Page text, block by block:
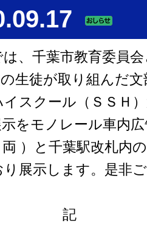
、千葉市教育委員
生徒が取り組んだ
スクール（ＳＳＨ
をモノレール車内
）と千葉駅改札内
展示します。是非
記